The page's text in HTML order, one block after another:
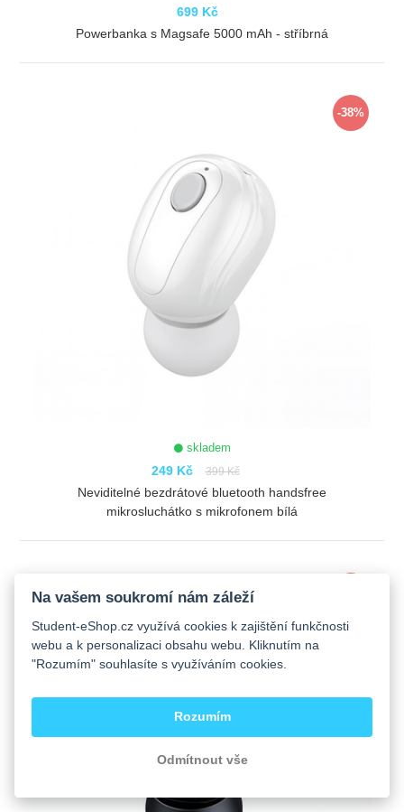
699 Kč
Powerbanka s Magsafe 5000 mAh - stříbrná
-38%
skladem
249 Kč 399 Kč
Neviditelné bezdrátové bluetooth handsfree
mikrosluchátko s mikrofonem bílá
Na vašem soukromí nám záleží
Student-eShop.cz využívá cookies k zajištění funkčnosti
webu a k personalizaci obsahu webu. Kliknutím na
"Rozumím" souhlasíte s využíváním cookies.
Rozumím
Odmítnout vše